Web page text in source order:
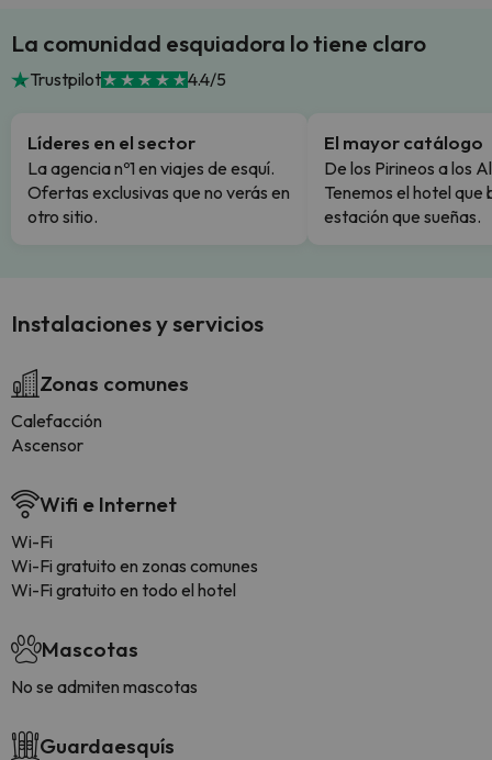
La comunidad esquiadora lo tiene claro
Trustpilot 4.4/5
Líderes en el sector
La agencia nº1 en viajes de esquí.
Ofertas exclusivas que no verás en
otro sitio.
El mayor catálogo
De los Pirineos a los
Tenemos el hotel que
estación que sueñas.
Instalaciones y servicios
Zonas comunes
Calefacción
Ascensor
Wifi e Internet
Wi-Fi
Wi-Fi gratuito en zonas comunes
Wi-Fi gratuito en todo el hotel
Mascotas
No se admiten mascotas
Guardaesquís